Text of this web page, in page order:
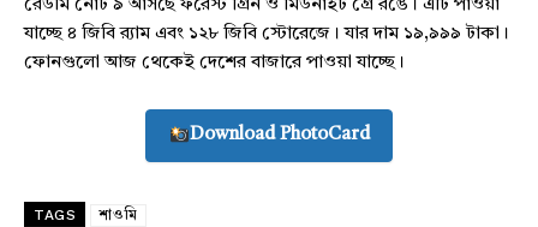
রেডমি নোট ৯ আসছে ফরেস্ট গ্রিন ও মিডনাইট গ্রে রঙে। এটি পাওয়া
যাচ্ছে ৪ জিবি র‌্যাম এবং ১২৮ জিবি স্টোরেজে। যার দাম ১৯,৯৯৯ টাকা।
ফোনগুলো আজ থেকেই দেশের বাজারে পাওয়া যাচ্ছে।
Download PhotoCard
TAGS শাওমি